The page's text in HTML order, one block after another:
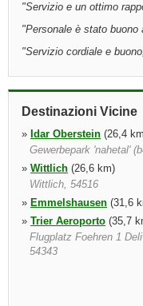
"Servizio e un ottimo
"Personale è stato buono
"Servizio cordiale e
Destinazioni Vicine
» Idar Oberstein (26,4
Gewerbepark 'nahetal'
» Wittlich (26,6 km)
Wittlich, 54516
» Emmelshausen (31,6
» Trier Aeroporto (35,7
Flugplatz Foehren 1
54343